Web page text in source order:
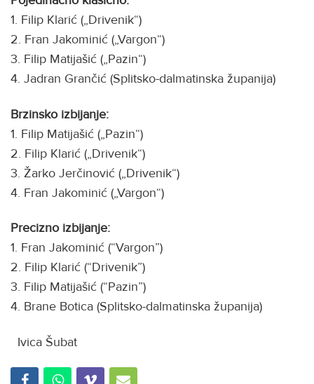
1. Filip Klarić („Drivenik“)
2. Fran Jakominić („Vargon“)
3. Filip Matijašić („Pazin“)
4. Jadran Grančić (Splitsko-dalmatinska županija)
Brzinsko izbijanje:
1. Filip Matijašić („Pazin“)
2. Filip Klarić („Drivenik“)
3. Žarko Jerčinović („Drivenik“)
4. Fran Jakominić („Vargon“)
Precizno izbijanje:
1. Fran Jakominić (“Vargon”)
2. Filip Klarić (“Drivenik”)
3. Filip Matijašić (“Pazin”)
4. Brane Botica (Splitsko-dalmatinska županija)
Ivica Šubat